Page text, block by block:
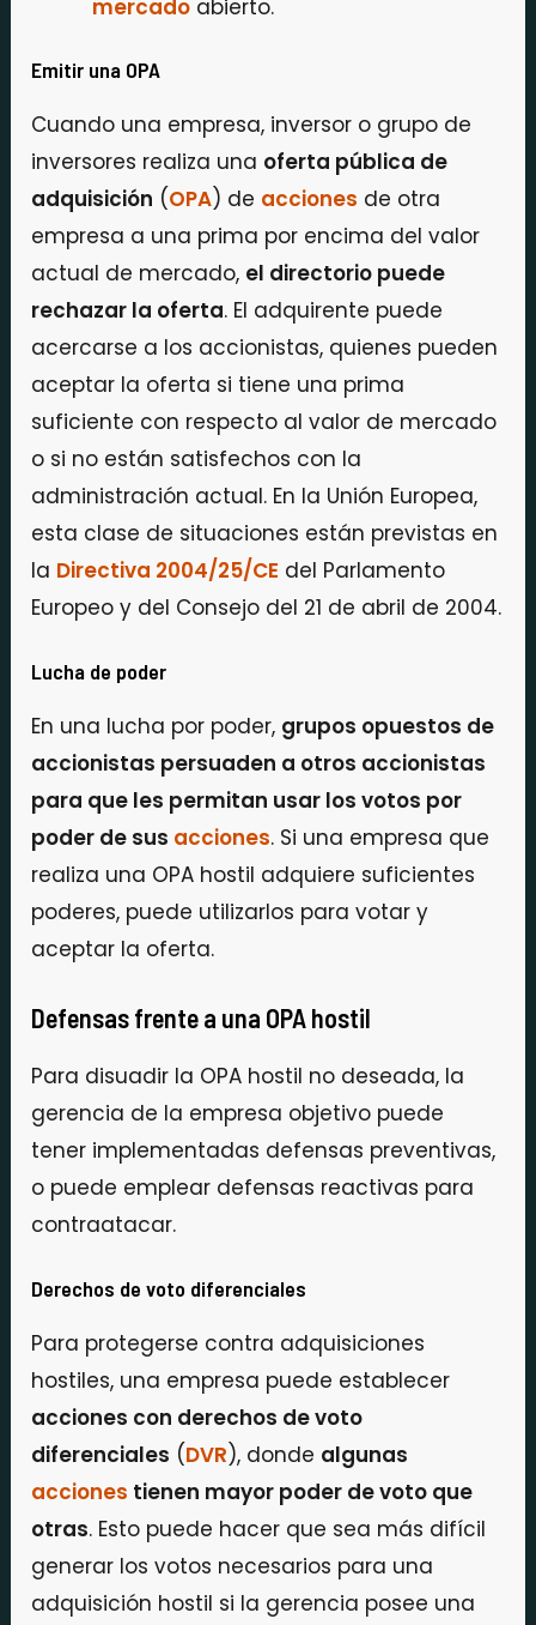
mercado abierto.
Emitir una OPA
Cuando una empresa, inversor o grupo de
inversores realiza una oferta pública de
adquisición (OPA) de acciones de otra
empresa a una prima por encima del valor
actual de mercado, el directorio puede
rechazar la oferta. El adquirente puede
acercarse a los accionistas, quienes pueden
aceptar la oferta si tiene una prima
suficiente con respecto al valor de mercado
o si no están satisfechos con la
administración actual. En la Unión Europea,
esta clase de situaciones están previstas en
la Directiva 2004/25/CE del Parlamento
Europeo y del Consejo del 21 de abril de 2004.
Lucha de poder
En una lucha por poder, grupos opuestos de
accionistas persuaden a otros accionistas
para que les permitan usar los votos por
poder de sus acciones. Si una empresa que
realiza una OPA hostil adquiere suficientes
poderes, puede utilizarlos para votar y
aceptar la oferta.
Defensas frente a una OPA hostil
Para disuadir la OPA hostil no deseada, la
gerencia de la empresa objetivo puede
tener implementadas defensas preventivas,
o puede emplear defensas reactivas para
contraatacar.
Derechos de voto diferenciales
Para protegerse contra adquisiciones
hostiles, una empresa puede establecer
acciones con derechos de voto
diferenciales (DVR), donde algunas
acciones tienen mayor poder de voto que
otras. Esto puede hacer que sea más difícil
generar los votos necesarios para una
adquisición hostil si la gerencia posee una